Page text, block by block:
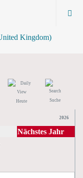
Heute Suche
2026
Nächstes Jahr
Paginierungsliste